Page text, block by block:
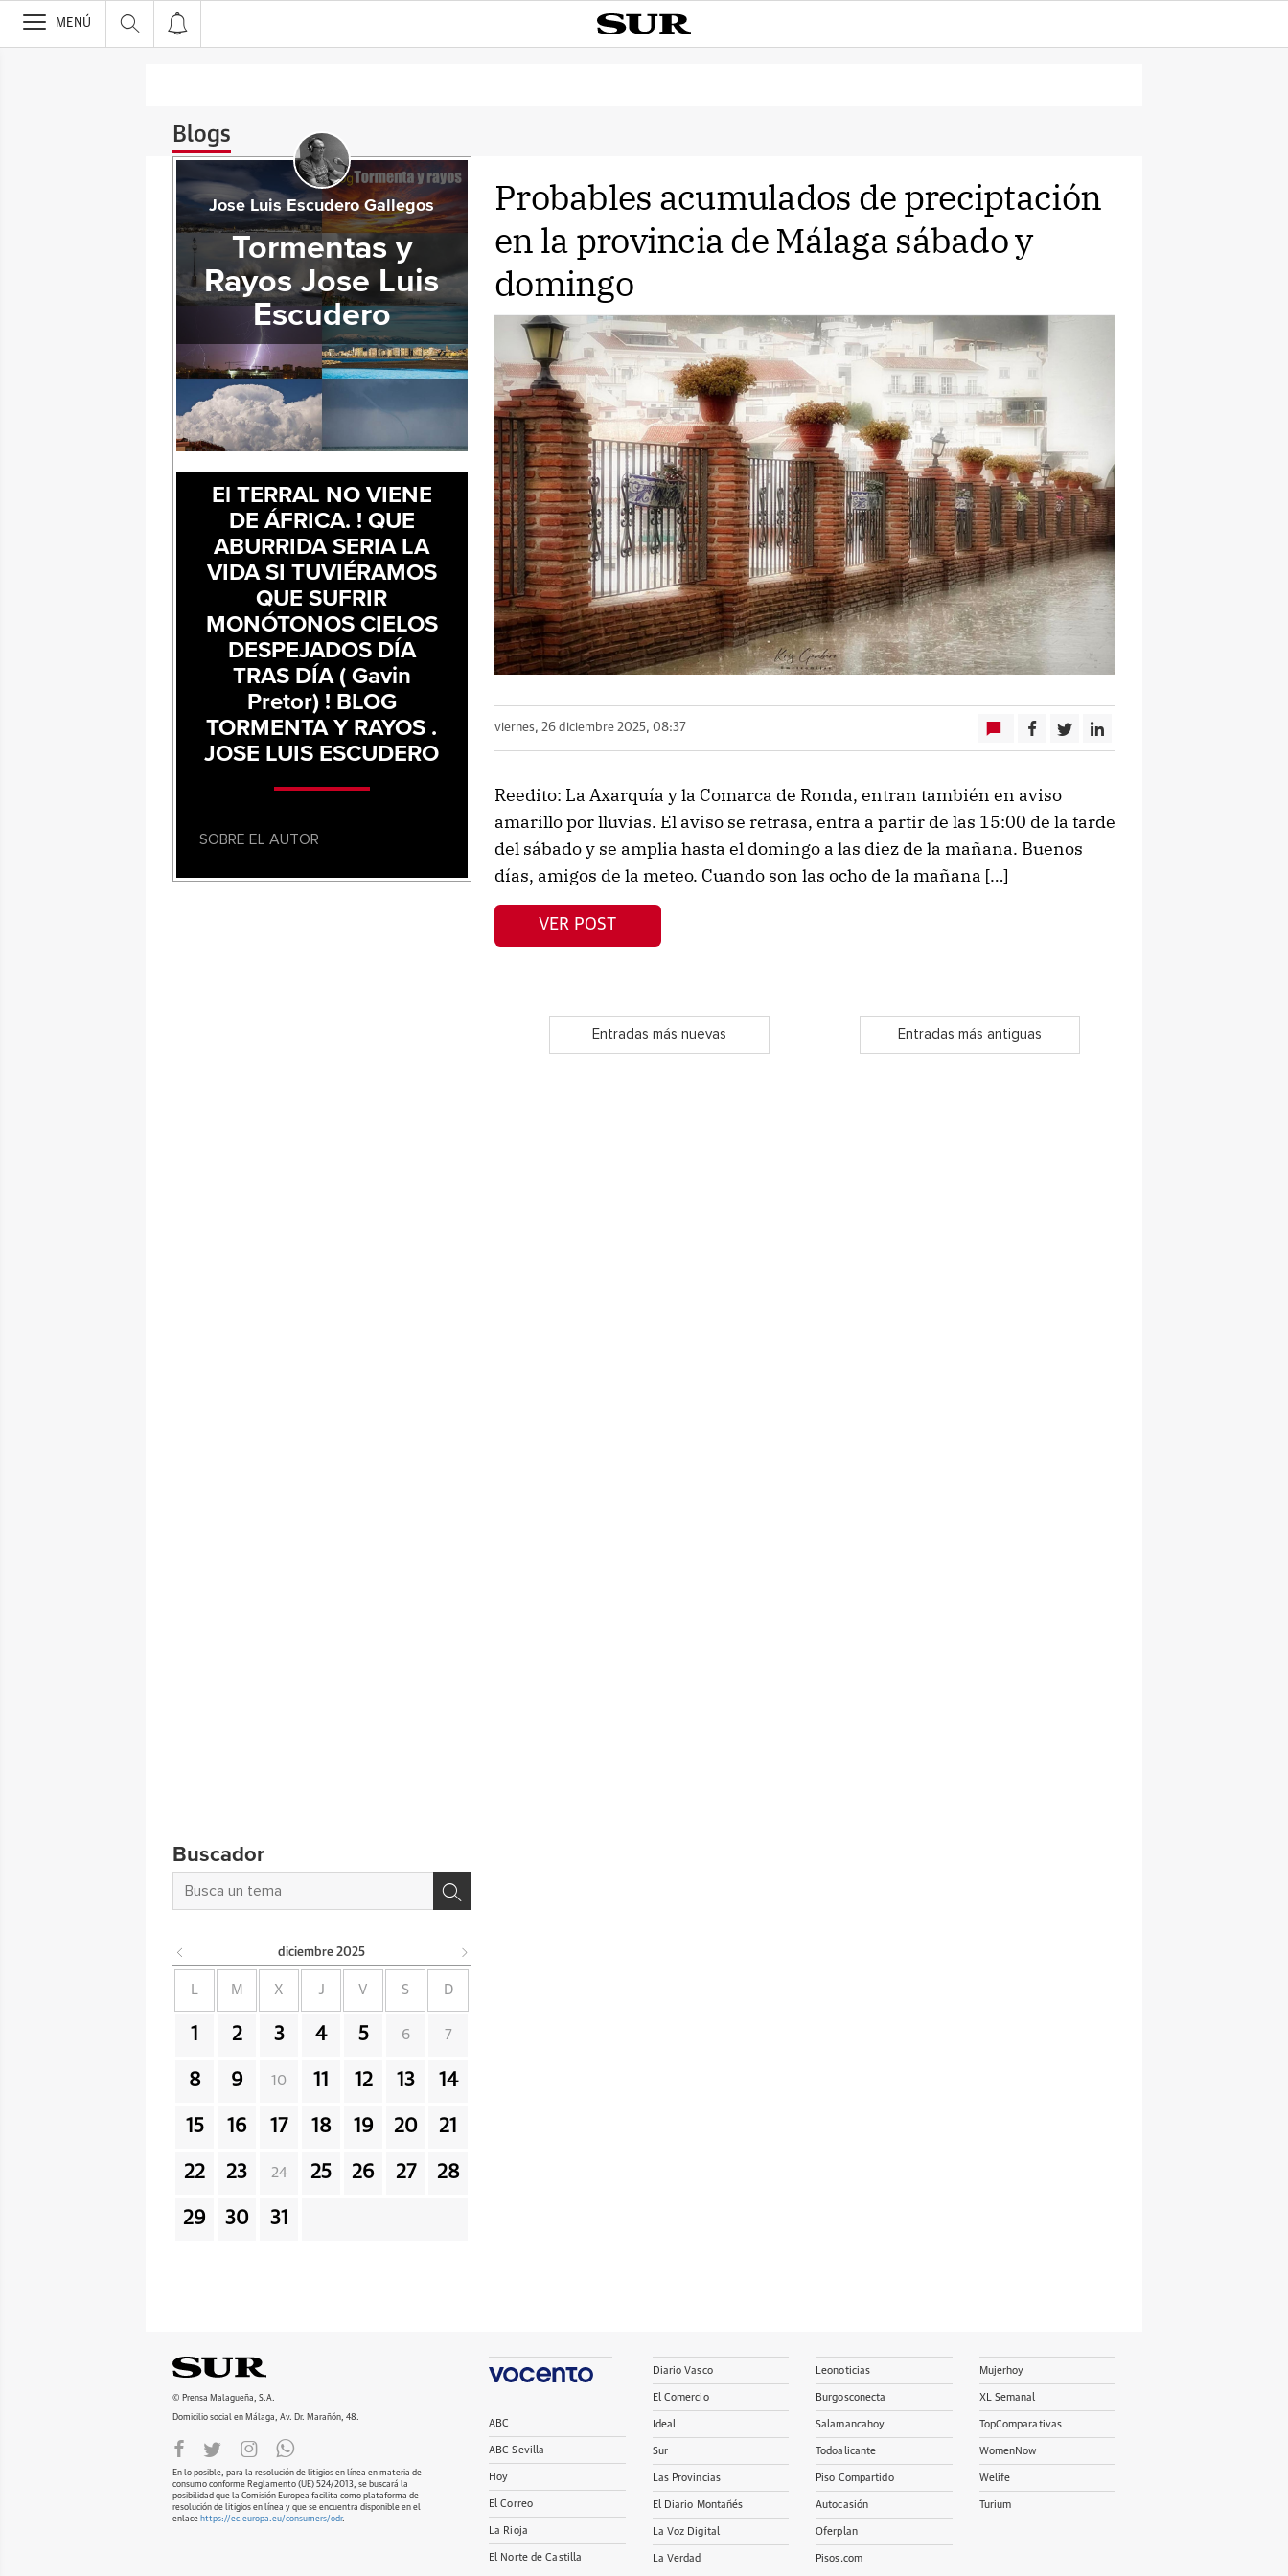
>
MENÚ
Blogs
Probables acumulados de preciptación
en la provincia de Málaga sábado y
domingo
viernes, 26 diciembre 2025, 08:37
Reedito: La Axarquía y la Comarca de Ronda, entran también en aviso
amarillo por lluvias. El aviso se retrasa, entra a partir de las 15:00 de la tarde
del sábado y se amplia hasta el domingo a las diez de la mañana. Buenos
días, amigos de la meteo. Cuando son las ocho de la mañana […]
VER POST
Entradas más nuevas Entradas más antiguas
Jose Luis Escudero Gallegos
Tormentas y
Rayos Jose Luis
Escudero
El TERRAL NO VIENE
DE ÁFRICA. ! QUE
ABURRIDA SERIA LA
VIDA SI TUVIÉRAMOS
QUE SUFRIR
MONÓTONOS CIELOS
DESPEJADOS DÍA
TRAS DÍA ( Gavin
Pretor) ! BLOG
TORMENTA Y RAYOS .
JOSE LUIS ESCUDERO
SOBRE EL AUTOR
Buscador
diciembre 2025
L M X J V S D
1 2 3 4 5 6 7
8 9 10 11 12 13 14
15 16 17 18 19 20 21
22 23 24 25 26 27 28
29 30 31
© Prensa Malagueña, S.A.
Domicilio social en Málaga, Av. Dr. Marañón, 48.
En lo posible, para la resolución de litigios en línea en materia de
consumo conforme Reglamento (UE) 524/2013, se buscará la
posibilidad que la Comisión Europea facilita como plataforma de
resolución de litigios en línea y que se encuentra disponible en el
enlace https://ec.europa.eu/consumers/odr.
ABC
ABC Sevilla
Hoy
El Correo
La Rioja
El Norte de Castilla
Diario Vasco
El Comercio
Ideal
Sur
Las Provincias
El Diario Montañés
La Voz Digital
La Verdad
Leonoticias
Burgosconecta
Salamancahoy
Todoalicante
Piso Compartido
Autocasión
Oferplan
Pisos.com
Mujerhoy
XL Semanal
TopComparativas
WomenNow
Welife
Turium